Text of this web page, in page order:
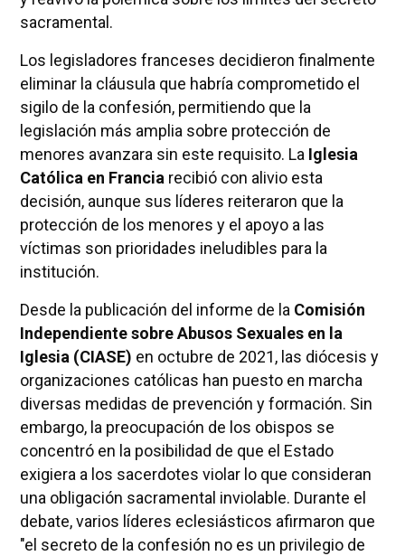
sacramental.
Los legisladores franceses decidieron finalmente
eliminar la cláusula que habría comprometido el
sigilo de la confesión, permitiendo que la
legislación más amplia sobre protección de
menores avanzara sin este requisito. La Iglesia
Católica en Francia recibió con alivio esta
decisión, aunque sus líderes reiteraron que la
protección de los menores y el apoyo a las
víctimas son prioridades ineludibles para la
institución.
Desde la publicación del informe de la Comisión
Independiente sobre Abusos Sexuales en la
Iglesia (CIASE) en octubre de 2021, las diócesis y
organizaciones católicas han puesto en marcha
diversas medidas de prevención y formación. Sin
embargo, la preocupación de los obispos se
concentró en la posibilidad de que el Estado
exigiera a los sacerdotes violar lo que consideran
una obligación sacramental inviolable. Durante el
debate, varios líderes eclesiásticos afirmaron que
"el secreto de la confesión no es un privilegio de